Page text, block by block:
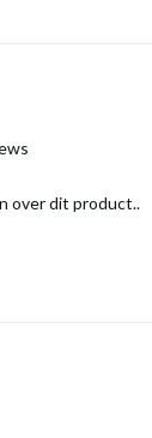
over dit product..